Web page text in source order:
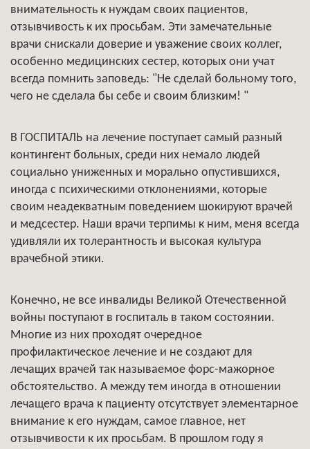
внимательность к нуждам своих пациентов,
отзывчивость к их просьбам. Эти замечательные
врачи снискали доверие и уважение своих коллег,
особенно медицинских сестер, которых они учат
всегда помнить заповедь: "Не сделай больному того,
чего не сделала бы себе и своим близким! "
В ГОСПИТАЛЬ на лечение поступает самый разный
контингент больных, среди них немало людей
социально униженных и морально опустившихся,
иногда с психическими отклонениями, которые
своим неадекватным поведением шокируют врачей
и медсестер. Наши врачи терпимы к ним, меня всегда
удивляли их толерантность и высокая культура
врачебной этики.
Конечно, не все инвалиды Великой Отечественной
войны поступают в госпиталь в таком состоянии.
Многие из них проходят очередное
профилактическое лечение и не создают для
лечащих врачей так называемое форс-мажорное
обстоятельство. А между тем иногда в отношении
лечащего врача к пациенту отсутствует элементарное
внимание к его нуждам, самое главное, нет
отзывчивости к их просьбам. В прошлом году я